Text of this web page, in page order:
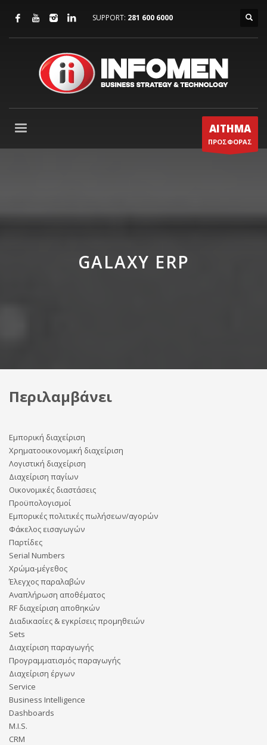
SUPPORT: 281 600 6000
ΑΙΤΗΜΑ
ΠΡΟΣΦΟΡΑΣ
GALAXY ERP
Περιλαμβάνει
Εμπορική διαχείριση
Χρηματοοικονομική διαχείριση
Λογιστική διαχείριση
Διαχείριση παγίων
Οικονομικές διαστάσεις
Προϋπολογισμοί
Εμπορικές πολιτικές πωλήσεων/αγορών
Φάκελος εισαγωγών
Παρτίδες
Serial Numbers
Χρώμα-μέγεθος
Έλεγχος παραλαβών
Αναπλήρωση αποθέματος
RF διαχείριση αποθηκών
Διαδικασίες & εγκρίσεις προμηθειών
Sets
Διαχείριση παραγωγής
Προγραμματισμός παραγωγής
Διαχείριση έργων
Service
Business Intelligence
Dashboards
M.I.S.
CRM